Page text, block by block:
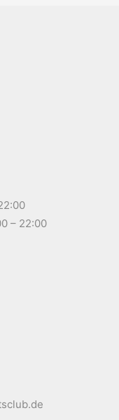
– 22:00